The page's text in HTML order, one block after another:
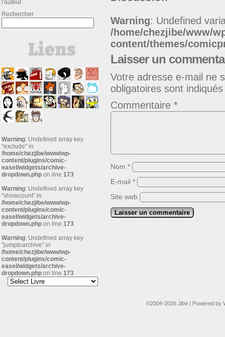
l'auteur.
Rechercher
Warning: Undefined array key
"exclude" in
/home/chezjibe/www/wp-
content/plugins/comic-
easel/widgets/archive-
dropdown.php on line 173
Warning: Undefined array key
"showcount" in
/home/chezjibe/www/wp-
content/plugins/comic-
easel/widgets/archive-
dropdown.php on line 173
Warning: Undefined array key
"jumptoarchive" in
/home/chezjibe/www/wp-
content/plugins/comic-
easel/widgets/archive-
dropdown.php on line 173
Warning: Undefined
/home/chezjibe/www/
content/themes/
Laisser un
Votre adresse e-mail ne
obligatoires sont
Commentaire *
Nom *
E-mail *
Site web
©2004-2026 Jibé | Powered by